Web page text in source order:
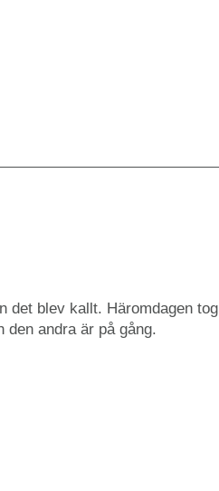
det blev kallt. Häromdagen tog
andra är på gång.